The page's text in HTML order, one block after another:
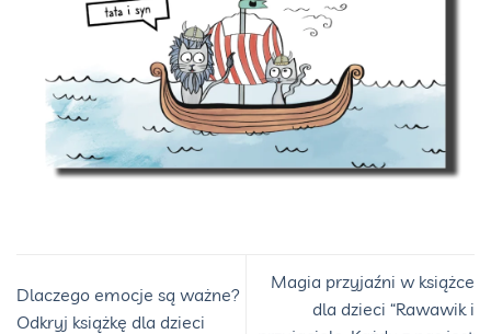
Dlaczego emocje są ważne?
Odkryj książkę dla dzieci
Magia przyjaźni w książce
dla dzieci “Rawawik i